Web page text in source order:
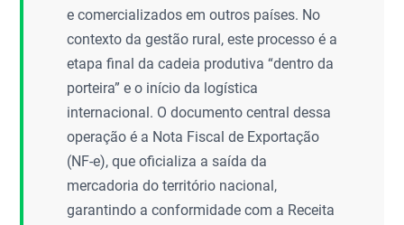
e comercializados em outros países. No
contexto da gestão rural, este processo é a
etapa final da cadeia produtiva “dentro da
porteira” e o início da logística
internacional. O documento central dessa
operação é a Nota Fiscal de Exportação
(NF-e), que oficializa a saída da
mercadoria do território nacional,
garantindo a conformidade com a Receita